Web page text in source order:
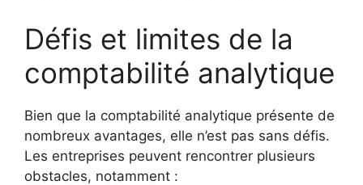
Défis et limites de la
comptabilité analytique
Bien que la comptabilité analytique présente de
nombreux avantages, elle n’est pas sans défis.
Les entreprises peuvent rencontrer plusieurs
obstacles, notamment :